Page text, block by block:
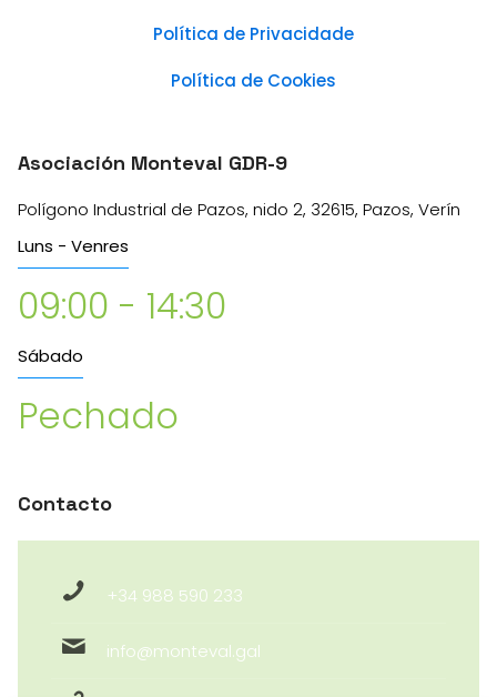
Política de Privacidade
Política de Cookies
Asociación Monteval GDR-9
Polígono Industrial de Pazos, nido 2, 32615, Pazos, Verín
Luns - Venres
09:00 - 14:30
Sábado
Pechado
Contacto
+34 988 590 233
info@monteval.gal